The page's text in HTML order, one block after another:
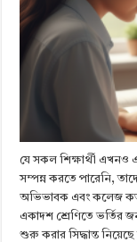
যে সকল শিক্ষার্থী এখনও
সম্পন্ন করতে পারেনি,
অভিভাবক এবং কলেজ
একাদশ শ্রেণিতে ভর্তির
শুরু করার সিদ্ধান্ত